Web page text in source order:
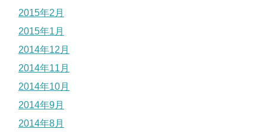
2015年2月
2015年1月
2014年12月
2014年11月
2014年10月
2014年9月
2014年8月